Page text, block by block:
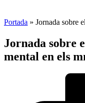
Portada » Jornada sobre
Jornada sobre
mental en els